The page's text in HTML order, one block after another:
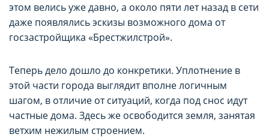
этом велись уже давно, а около пяти лет назад в сети
даже появлялись эскизы возможного дома от
госзастройщика «Брестжилстрой».
Теперь дело дошло до конкретики. Уплотнение в
этой части города выглядит вполне логичным
шагом, в отличие от ситуаций, когда под снос идут
частные дома. Здесь же освободится земля, занятая
ветхим нежилым строением.